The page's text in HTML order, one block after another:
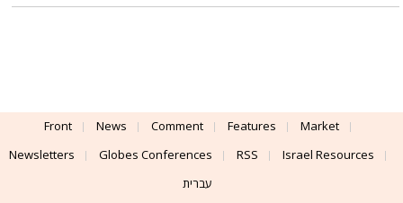
Front News Comment Features
Market
Newsletters
Globes Conferences RSS
Israel Resources
עברית